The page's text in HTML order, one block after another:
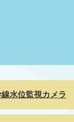
水位監視カメラ